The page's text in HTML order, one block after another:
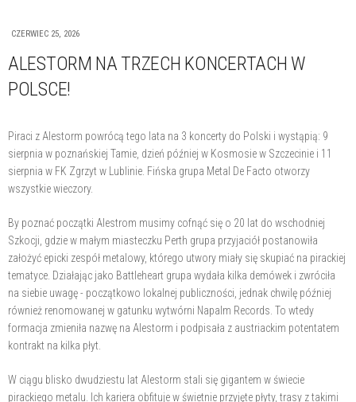
CZERWIEC 25, 2026
ALESTORM NA TRZECH KONCERTACH W
POLSCE!
Piraci z Alestorm powrócą tego lata na 3 koncerty do Polski i wystąpią: 9
sierpnia w poznańskiej Tamie, dzień później w Kosmosie w Szczecinie i 11
sierpnia w FK Zgrzyt w Lublinie. Fińska grupa Metal De Facto otworzy
wszystkie wieczory.
By poznać początki Alestrom musimy cofnąć się o 20 lat do wschodniej
Szkocji, gdzie w małym miasteczku Perth grupa przyjaciół postanowiła
założyć epicki zespół metalowy, którego utwory miały się skupiać na pirackiej
tematyce. Działając jako Battleheart grupa wydała kilka demówek i zwróciła
na siebie uwagę - początkowo lokalnej publiczności, jednak chwilę później
również renomowanej w gatunku wytwórni Napalm Records. To wtedy
formacja zmieniła nazwę na Alestorm i podpisała z austriackim potentatem
kontrakt na kilka płyt.
W ciągu blisko dwudziestu lat Alestorm stali się gigantem w świecie
pirackiego metalu. Ich kariera obfituje w świetnie przyjęte płyty, trasy z takimi